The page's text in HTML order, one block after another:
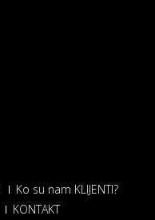
Ko su nam KLIJENTI?
KONTAKT